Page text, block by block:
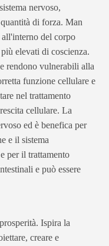
nervoso,
di forza. Man
all'interno del corpo
elevati di coscienza.
rendono vulnerabili alla
funzione cellulare e
nel trattamento
cellulare. La
ed è benefica per
e il sistema
per il trattamento
e può essere
Ispira la
creare e